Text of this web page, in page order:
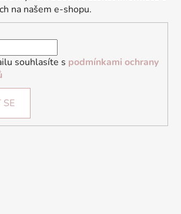
na našem e-shopu.
souhlasíte s podmínkami ochrany
SE